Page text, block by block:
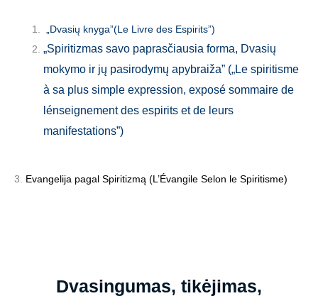
„Dvasių knyga”(Le Livre des Espirits”)
„Spiritizmas savo paprasčiausia forma, Dvasių
mokymo ir jų pasirodymų apybraiža” („Le spiritisme
à sa plus simple expression, exposé sommaire de
lénseignement des espirits et de leurs
manifestations”)
3. Evangelija pagal Spiritizmą (L’Évangile Selon le Spiritisme)
Dvasingumas, tikėjimas,